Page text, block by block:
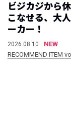
ビジカジから
こなせる、大
ーカー！
2026.08.10
NEW
RECOMMEND ITEM